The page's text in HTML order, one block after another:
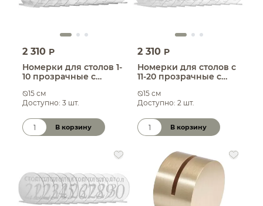
2 310 P
Номерки для столов 1-
10 прозрачные с
15 см
Доступно: 3 шт.
Количество товара
В корзину
2 310 P
Номерки для столов с
11-20 прозрачные с
15 см
Доступно: 2 шт.
Количество товара
В корзину